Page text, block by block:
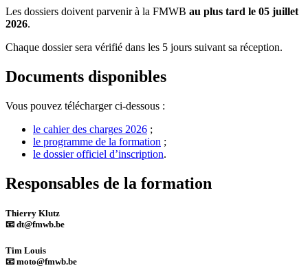
Les dossiers doivent parvenir à la FMWB au plus tard le 05 juillet
2026.
Chaque dossier sera vérifié dans les 5 jours suivant sa réception.
Documents disponibles
Vous pouvez télécharger ci-dessous :
le cahier des charges 2026 ;
le programme de la formation ;
le dossier officiel d’inscription.
Responsables de la formation
Thierry Klutz
📧 dt@fmwb.be
Tim Louis
📧 moto@fmwb.be